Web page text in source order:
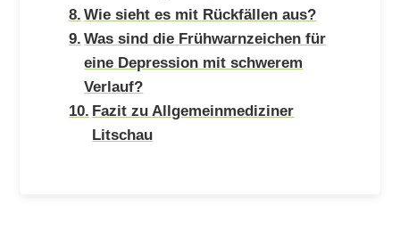
Wie sieht es mit Rückfällen aus?
Was sind die Frühwarnzeichen für
eine Depression mit schwerem
Verlauf?
Fazit zu Allgemeinmediziner
Litschau